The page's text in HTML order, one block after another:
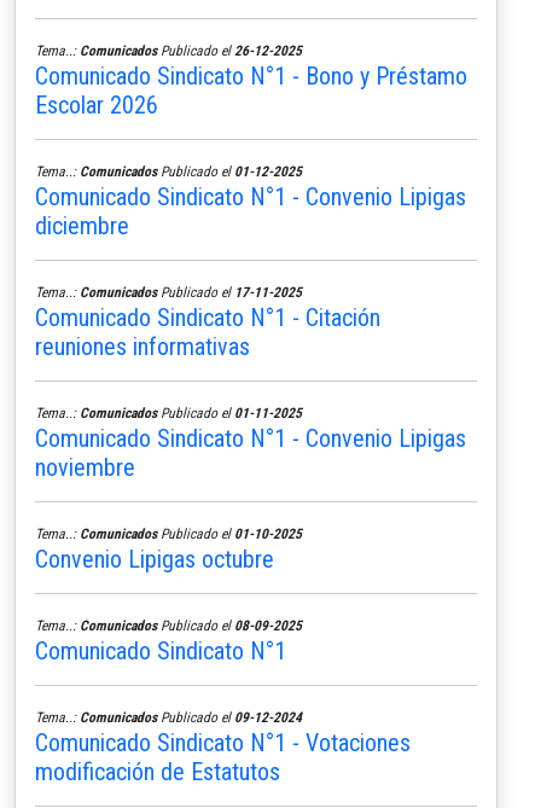
Tema..: ComunicadosPublicado el 26-12-2025
Comunicado Sindicato N°1 - Bono y Préstamo
Escolar 2026
Tema..: ComunicadosPublicado el 01-12-2025
Comunicado Sindicato N°1 - Convenio Lipigas
diciembre
Tema..: ComunicadosPublicado el 17-11-2025
Comunicado Sindicato N°1 - Citación
reuniones informativas
Tema..: ComunicadosPublicado el 01-11-2025
Comunicado Sindicato N°1 - Convenio Lipigas
noviembre
Tema..: ComunicadosPublicado el 01-10-2025
Convenio Lipigas octubre
Tema..: ComunicadosPublicado el 08-09-2025
Comunicado Sindicato N°1
Tema..: ComunicadosPublicado el 09-12-2024
Comunicado Sindicato N°1 - Votaciones
modificación de Estatutos